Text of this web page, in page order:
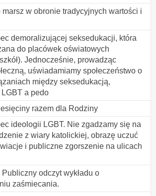
marsz w obronie tradycyjnych wartości i
demoralizującej seksedukacji, która
do placówek oświatowych
Jednocześnie, prowadząc
uświadamiamy społeczeństwo o
między seksedukacją,
a pedo
razem dla Rodziny
ideologii LGBT. Nie zgadzamy się na
z wiary katolickiej, obrazę uczuć
i publiczne zgorszenie na ulicach
odczyt wykładu o
zaśmiecania.